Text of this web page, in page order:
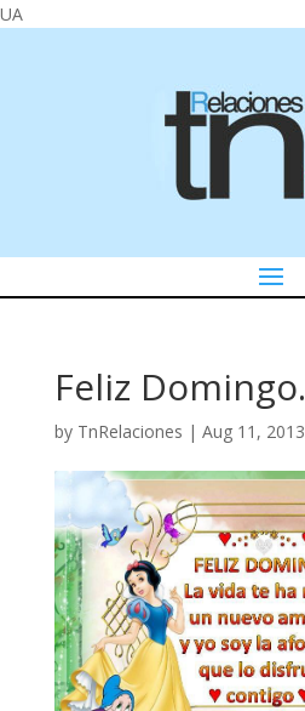
UA
Feliz Domingo.
by TnRelaciones | Aug 11, 2013